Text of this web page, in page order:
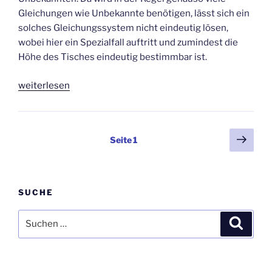
Gleichungen wie Unbekannte benötigen, lässt sich ein
solches Gleichungssystem nicht eindeutig lösen,
wobei hier ein Spezialfall auftritt und zumindest die
Höhe des Tisches eindeutig bestimmbar ist.
„2020-
11
von
weiterlesen
Seitennummerierung
Seite1
SUCHE
nach: